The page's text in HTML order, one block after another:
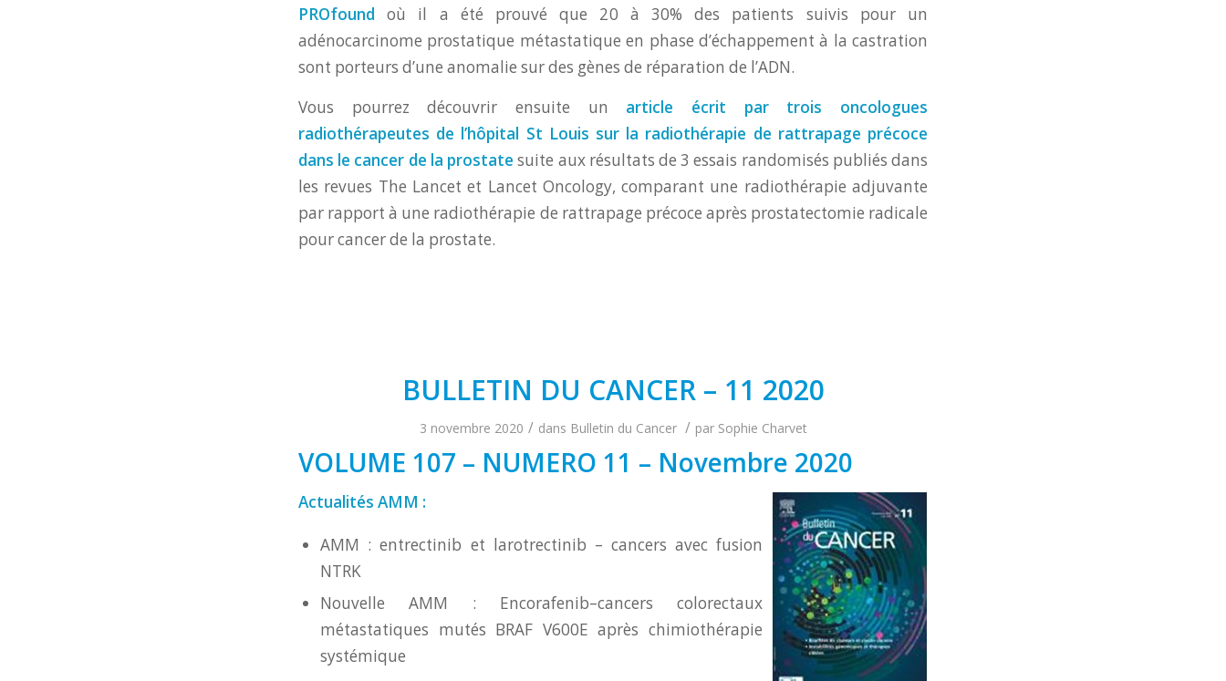
PROfound où il a été prouvé que 20 à 30% des patients suivis pour un
adénocarcinome prostatique métastatique en phase d’échappement à la castration
sont porteurs d’une anomalie sur des gènes de réparation de l’ADN.
Vous pourrez découvrir ensuite un article écrit par trois oncologues
radiothérapeutes de l’hôpital St Louis sur la radiothérapie de rattrapage précoce
dans le cancer de la prostate suite aux résultats de 3 essais randomisés publiés dans
les revues The Lancet et Lancet Oncology, comparant une radiothérapie adjuvante
par rapport à une radiothérapie de rattrapage précoce après prostatectomie radicale
pour cancer de la prostate.
BULLETIN DU CANCER – 11 2020
3 novembre 2020 / dans Bulletin du Cancer / par Sophie Charvet
VOLUME 107 – NUMERO 11 – Novembre 2020
Actualités AMM :
AMM : entrectinib et larotrectinib – cancers avec fusion
NTRK
Nouvelle AMM : Encorafenib–cancers colorectaux
métastatiques mutés BRAF V600E après chimiothérapie
systémique